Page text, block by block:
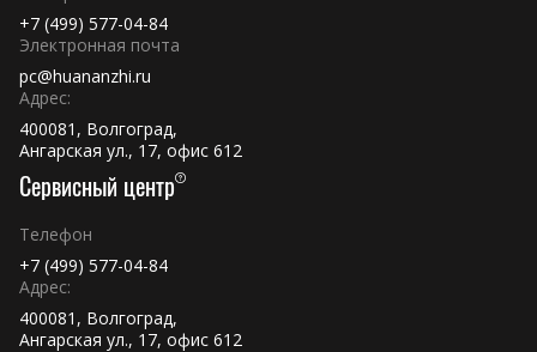
+7 (499) 577-04-84
Электронная почта
pc@huananzhi.ru
Адрес:
400081, Волгоград,
Ангарская ул., 17, офис 612
Сервисный центр
Телефон
+7 (499) 577-04-84
Адрес:
400081, Волгоград,
Ангарская ул., 17, офис 612